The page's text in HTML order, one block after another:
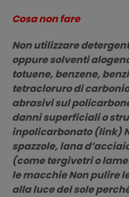
Cosa non fare
Non utilizzare
oppure solventi
totuene, benzene,
tetracloruro di
abrasivi sul
danni superficiali o
inpolicarbonato (link)
spazzole, lana
(come tergivetri o
le macchie Non pulire
alla luce del sole